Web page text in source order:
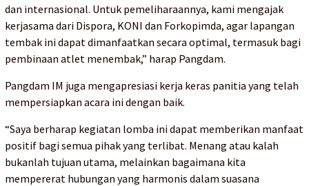
dan internasional. Untuk pemeliharaannya, kami mengajak
kerjasama dari Dispora, KONI dan Forkopimda, agar lapangan
tembak ini dapat dimanfaatkan secara optimal, termasuk bagi
pembinaan atlet menembak,” harap Pangdam.
Pangdam IM juga mengapresiasi kerja keras panitia yang telah
mempersiapkan acara ini dengan baik.
“Saya berharap kegiatan lomba ini dapat memberikan manfaat
positif bagi semua pihak yang terlibat. Menang atau kalah
bukanlah tujuan utama, melainkan bagaimana kita
mempererat hubungan yang harmonis dalam suasana